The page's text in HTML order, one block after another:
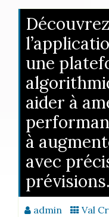
une
aider à
à
avec
prévisions.
admin Val